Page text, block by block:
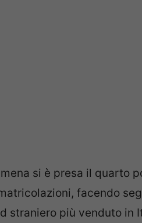
si è presa il quarto
facendo
straniero più venduto in